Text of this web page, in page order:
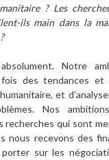
? Les
ils main dans la
Notre
fois des tendances
et
Nos
recherches qui sont
nous recevons des
sur les